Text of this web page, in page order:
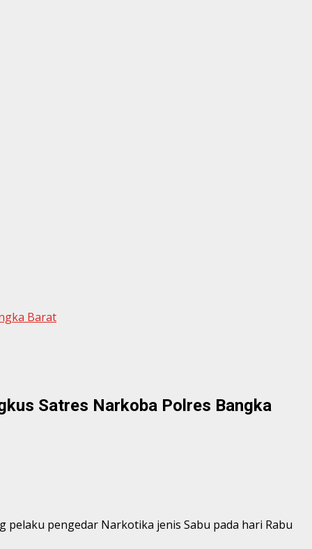
Barat
Satres Narkoba Polres Bangka
pengedar Narkotika jenis Sabu pada hari Rabu